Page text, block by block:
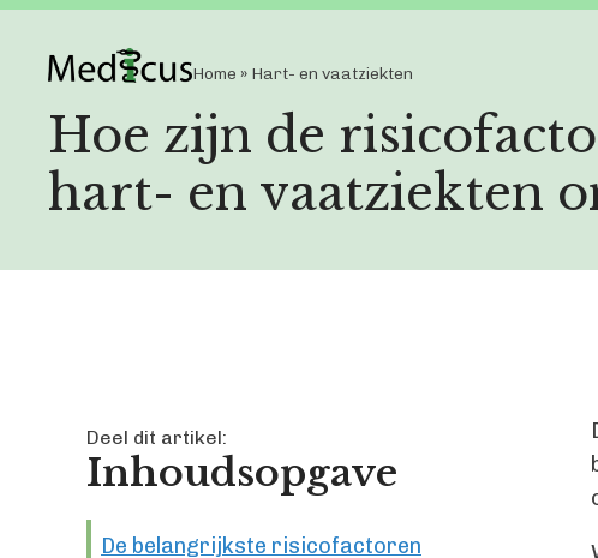
Home » Hart- en vaatziekten
Hoe zijn de
hart- en vaatziekten
Deel dit artikel:
Inhoudsopgave
De belangrijkste risicofactoren